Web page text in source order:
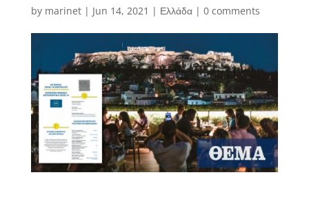
by marinet| Jun 14, 2021 | Ελλάδα| 0 comments